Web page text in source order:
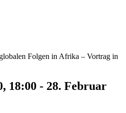
Folgen in Afrika – Vortrag in
18:00 - 28. Februar